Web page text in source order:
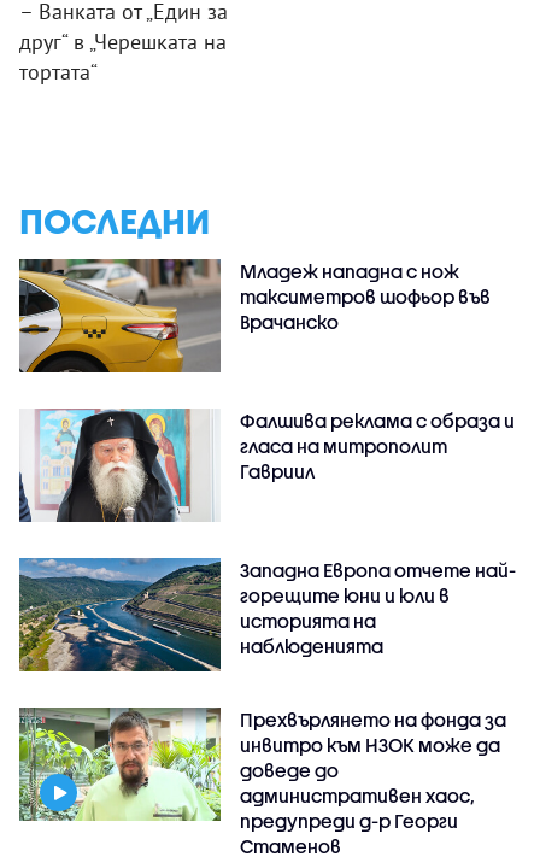
– Ванката от „Един за
друг“ в „Черешката на
тортата“
ПОСЛЕДНИ
Младеж нападна с нож
таксиметров шофьор във
Врачанско
Фалшива реклама с образа и
гласа на митрополит
Гавриил
Западна Европа отчете най-
горещите юни и юли в
историята на
наблюденията
Прехвърлянето на фонда за
инвитро към НЗОК може да
доведе до
административен хаос,
предупреди д-р Георги
Стаменов